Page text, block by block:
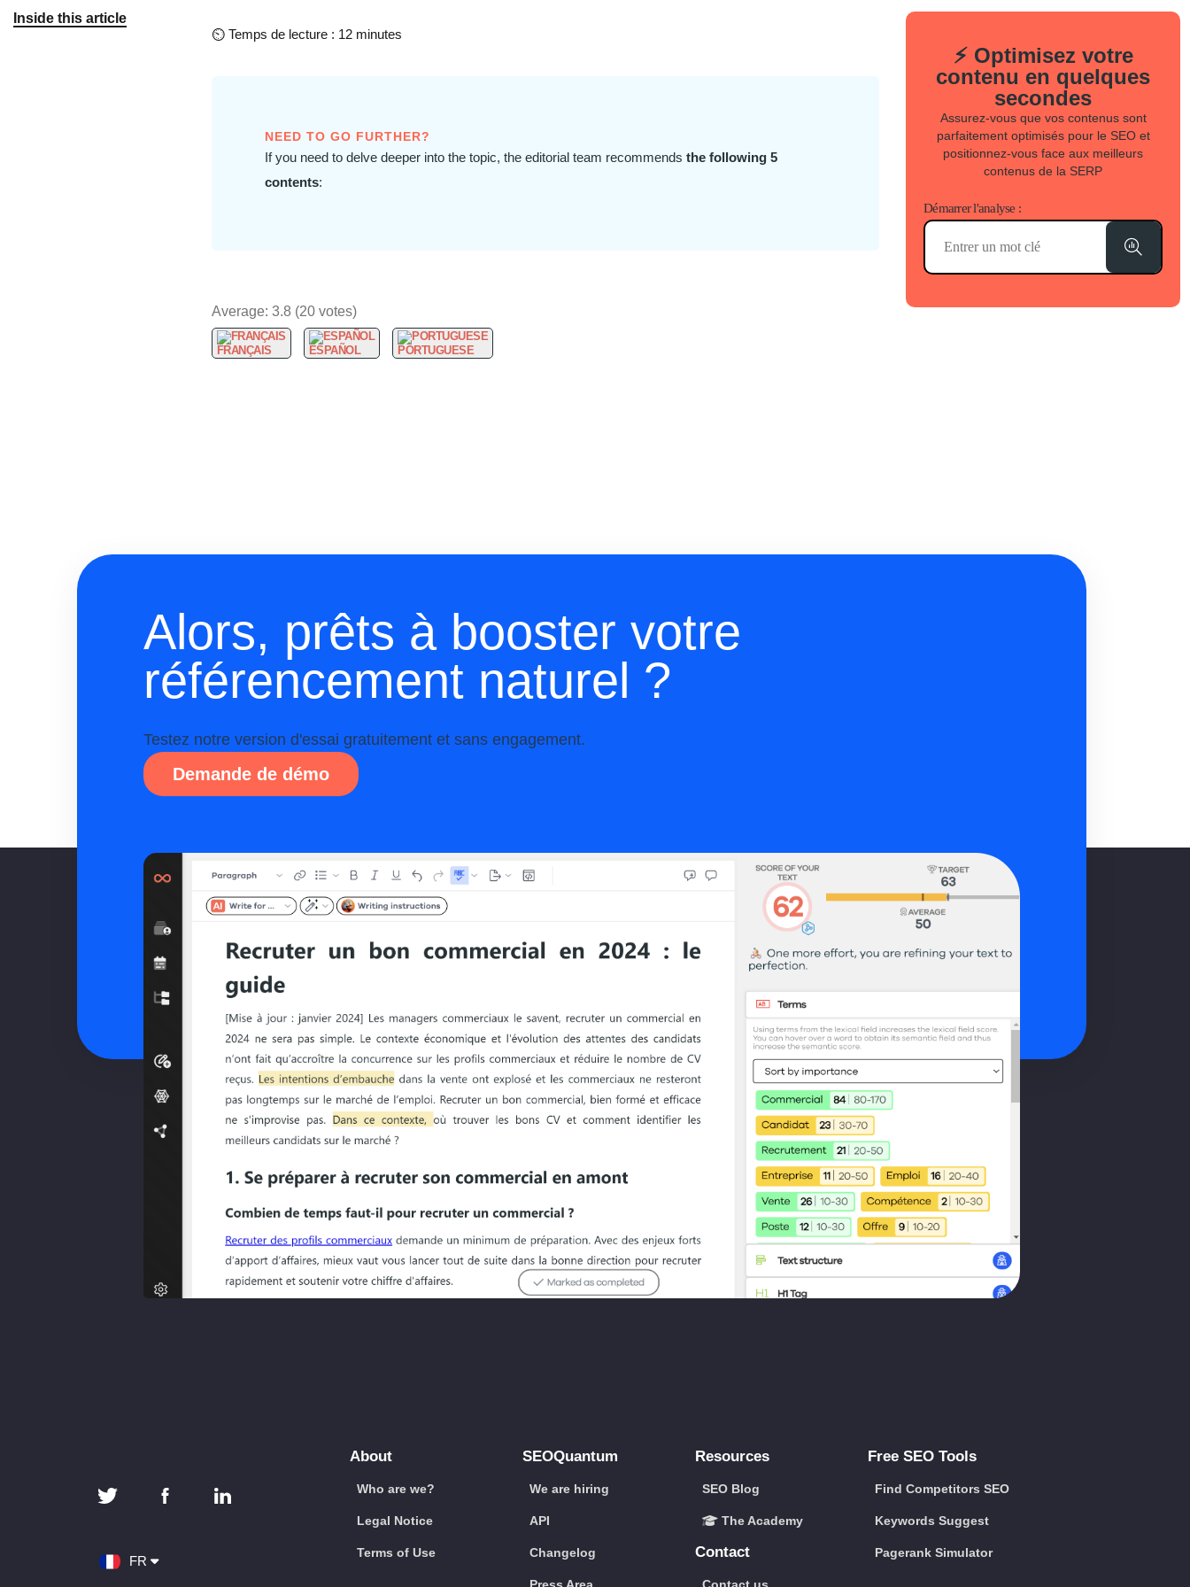
Inside this article
⏲ Temps de lecture : 12 minutes
NEED TO GO FURTHER?
If you need to delve deeper into the topic, the editorial team recommends the following 5
contents:
Average: 3.8 (20 votes)
FRANÇAIS ESPAÑOL PORTUGUESE
⚡ Optimisez votre
contenu en quelques
secondes
Assurez-vous que vos contenus sont
parfaitement optimisés pour le SEO et
positionnez-vous face aux meilleurs
contenus de la SERP
Démarrer l'analyse :
Alors, prêts à booster votre
référencement naturel ?
Testez notre version d'essai gratuitement et sans engagement.
Demande de démo
FR
About
Who are we?
Legal Notice
Terms of Use
SEOQuantum
We are hiring
API
Changelog
Resources
SEO Blog
The Academy
Contact
Free SEO Tools
Find Competitors SEO
Keywords Suggest
Pagerank Simulator